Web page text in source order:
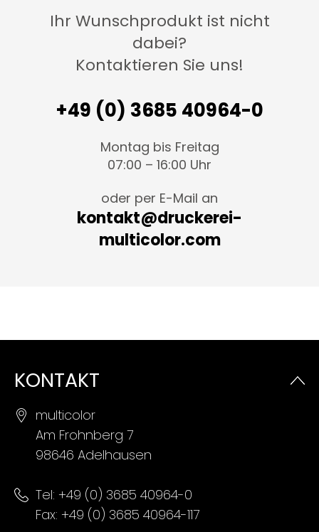
Ihr Wunschprodukt ist nicht
dabei?
Kontaktieren Sie uns!
+49 (0) 3685 40964-0
Montag bis Freitag
07:00 – 16:00 Uhr
oder per E-Mail an
kontakt@druckerei-
multicolor.com
KONTAKT
multicolor
Am Frohnberg 7
98646 Adelhausen
Tel: +49 (0) 3685 40964-0
Fax: +49 (0) 3685 40964-117